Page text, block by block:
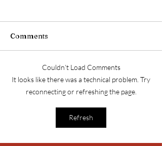
Birmanie !
Comments
Couldn’t Load Comments
It looks like there was a technical problem. Try
reconnecting or refreshing the page.
Refresh